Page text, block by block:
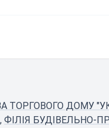
ДОМУ
, ФІЛІЯ БУДІВЕЛЬНО-